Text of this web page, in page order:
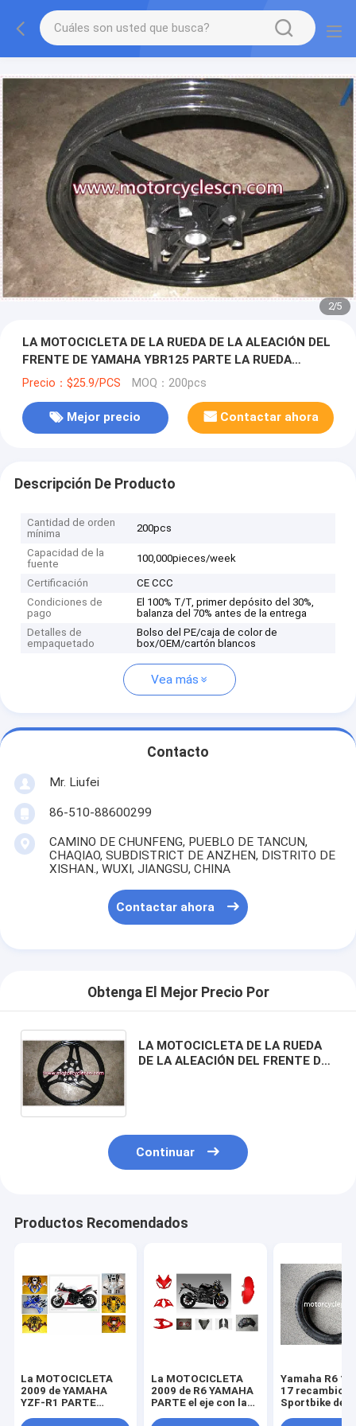
2/5
LA MOTOCICLETA DE LA RUEDA DE LA ALEACIÓN DEL
FRENTE DE YAMAHA YBR125 PARTE LA RUEDA
DELANTERA DE LA ALEACIÓN
Precio：$25.9/PCS MOQ：200pcs
Mejor precio Contactar ahora
Descripción De Producto
Cantidad de orden
mínima
200pcs
Capacidad de la
fuente
100,000pieces/week
Certificación
CE CCC
Condiciones de
pago
El 100% T/T, primer depósito del 30%,
balanza del 70% antes de la entrega
Detalles de
empaquetado
Bolso del PE/caja de color de
box/OEM/cartón blancos
Vea más
Contacto
Mr. Liufei
86-510-88600299
CAMINO DE CHUNFENG, PUEBLO DE TANCUN,
CHAQIAO, SUBDISTRICT DE ANZHEN, DISTRITO DE
XISHAN., WUXI, JIANGSU, CHINA
Contactar ahora
Obtenga El Mejor Precio Por
LA MOTOCICLETA DE LA RUEDA
DE LA ALEACIÓN DEL FRENTE DE
Continuar
Productos Recomendados
La MOTOCICLETA
2009 de YAMAHA
YZF-R1 PARTE
La MOTOCICLETA
2009 de R6 YAMAHA
PARTE el eje con la
Yamaha R6
17 recambios
Sportbike de